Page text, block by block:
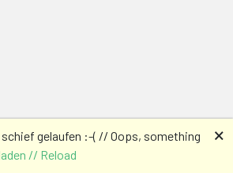
gelaufen :-( // Oops, something
// Reload
🗙